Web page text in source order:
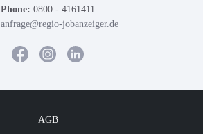
Phone: 0800 - 4161411
anfrage@regio-jobanzeiger.de
AGB